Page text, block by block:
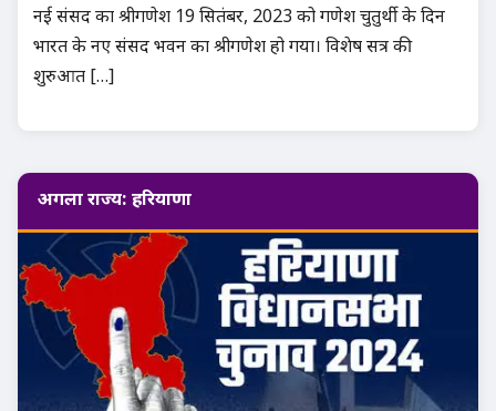
नई संसद का श्रीगणेश 19 सितंबर, 2023 को गणेश चुतुर्थी के दिन
भारत के नए संसद भवन का श्रीगणेश हो गया। विशेष सत्र की
शुरुआत […]
अगला राज्य: हरियाणा